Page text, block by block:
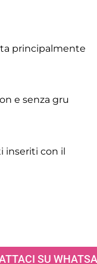
principalmente
e senza gru
inseriti con il
SU